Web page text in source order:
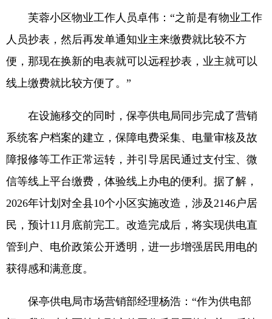
芙蓉小区物业工作人员卓伟：“之前是有物业工作
人员抄表，然后再发单通知业主来缴费就比较不方
便，那现在换新的电表就可以远程抄表，业主就可以
线上缴费就比较方便了。”
在设施移交的同时，保亭供电局同步完成了营销
系统客户档案的建立，保障电费采集、电量审核及故
障报修等工作正常运转，并引导居民通过支付宝、微
信等线上平台缴费，体验线上办电的便利。据了解，
2026年计划对全县10个小区实施改造，涉及2146户居
民，预计11月底前完工。改造完成后，将实现供电直
管到户、电价政策公开透明，进一步增强居民用电的
获得感和满意度。
保亭供电局市场营销部经理杨浩：“作为供电部